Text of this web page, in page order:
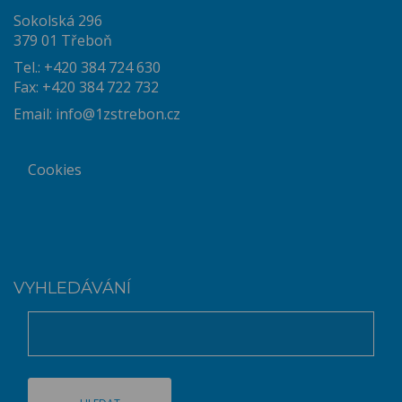
Sokolská 296
379 01 Třeboň
Tel.: +420 384 724 630
Fax: +420 384 722 732
Email: info@1zstrebon.cz
Cookies
VYHLEDÁVÁNÍ